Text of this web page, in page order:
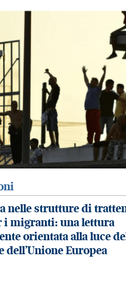
nelle strutture di
i migranti: una lettura
orientata alla luce
dell’Unione Europea